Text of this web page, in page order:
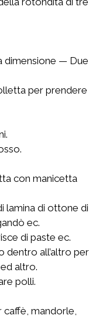
dimensione — Due
per prendere
con manicetta
lamina di ottone di
ec.
di paste ec.
dentro all’altro per
ed altro.
polli.
mandorle,